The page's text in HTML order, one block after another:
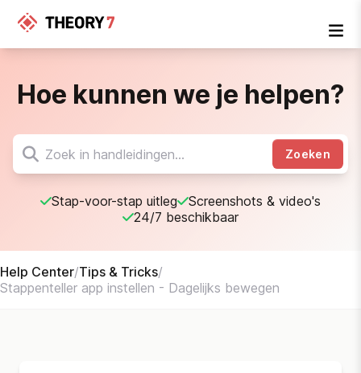
Hoe kunnen we je helpen?
Zoeken
Stap-voor-stap uitleg
Screenshots & video's
24/7 beschikbaar
Help Center/Tips & Tricks/
Stappenteller app instellen - Dagelijks bewegen